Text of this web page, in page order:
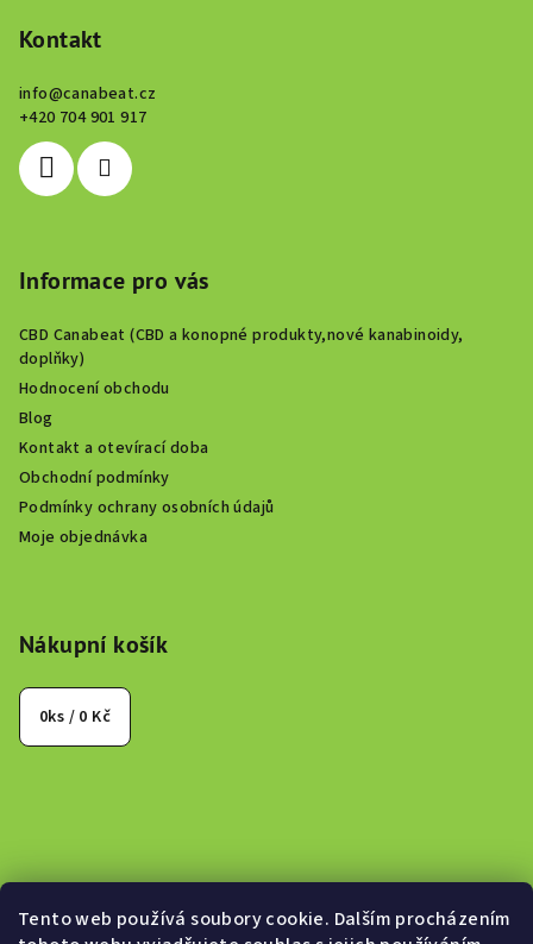
Tento web používá soubory cookie. Dalším procházením
Kontakt
info@canabeat.cz
+420 704 901 917
Informace pro vás
CBD Canabeat (CBD a konopné produkty,nové kanabinoidy,
doplňky)
Hodnocení obchodu
Blog
Kontakt a otevírací doba
Obchodní podmínky
Podmínky ochrany osobních údajů
Moje objednávka
Nákupní košík
0ks / 0 Kč